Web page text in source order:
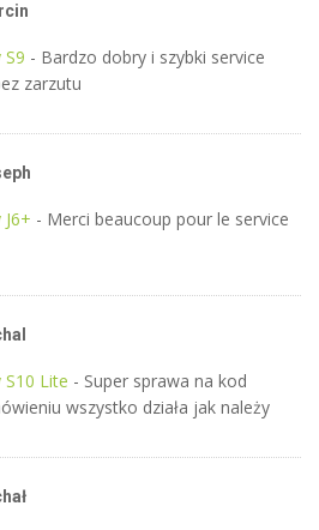
- Bardzo dobry i szybki service
zarzutu
- Merci beaucoup pour le service
S10 Lite - Super sprawa na kod
wszystko działa jak należy